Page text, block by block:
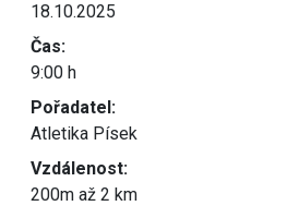
18.10.2025
Čas:
9:00 h
Pořadatel:
Atletika Písek
Vzdálenost:
200m až 2 km